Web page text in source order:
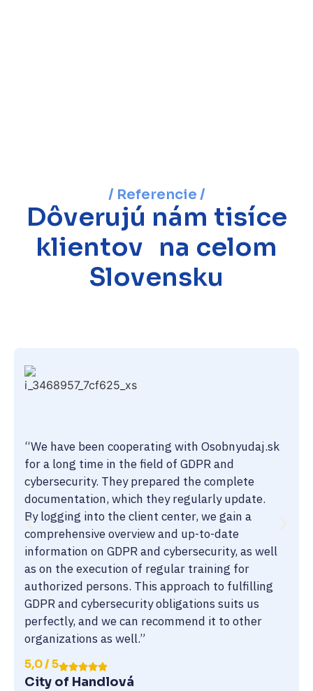
/ Referencie /
Dôverujú nám tisíce
klientov na celom
Slovensku
“We have been cooperating with Osobnyudaj.sk
for a long time in the field of GDPR and
cybersecurity. They prepared the complete
documentation, which they regularly update.
By logging into the client center, we gain a
comprehensive overview and up-to-date
information on GDPR and cybersecurity, as well
as on the execution of regular training for
authorized persons. This approach to fulfilling
GDPR and cybersecurity obligations suits us
perfectly, and we can recommend it to other
organizations as well.”
5,0 / 5
City of Handlová